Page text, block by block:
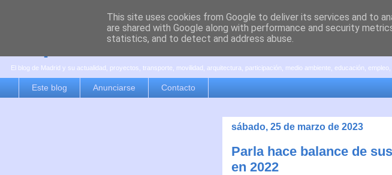
es por madrid
El blog de Madrid y su actualidad, proyectos, transporte, movilidad, arquitectura, participación, medio ambiente, educación, empleo,
Este blog Anunciarse Contacto
sábado, 25 de marzo de 2023
Parla hace balance de
en 2022
This site uses cookies from Google to deliver its services and to
are shared with Google along with performance and security
statistics, and to detect and address abuse.